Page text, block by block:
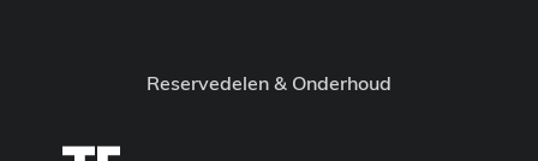
Reservedelen & Onderhoud